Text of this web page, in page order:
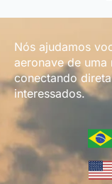
Nós ajudamos
aeronave de
conectando
interessados.